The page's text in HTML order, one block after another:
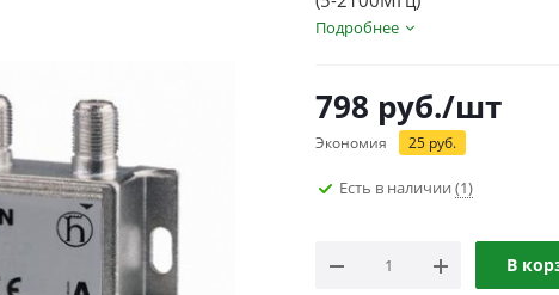
Подробнее
798 руб./шт
Экономия 25 руб.
Есть в наличии (1)
В